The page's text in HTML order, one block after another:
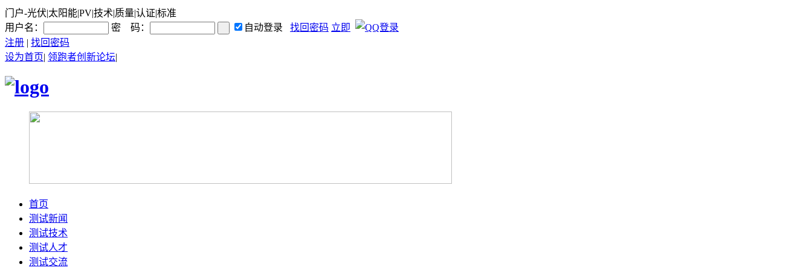
门户-光伏|太阳能|PV|技术|质量|认证|标准
用户名：
密 码： 自动登录 找回密码 立即
注册 | 找回密码
设为首页| 领跑者创新论坛|
首页
测试新闻
测试技术
测试人才
测试交流